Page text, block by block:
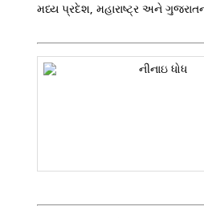
મધ્ય પ્રદેશ, મહારાષ્ટ્ર અને